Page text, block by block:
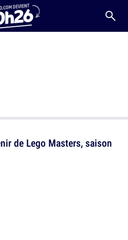
de Lego Masters, saison